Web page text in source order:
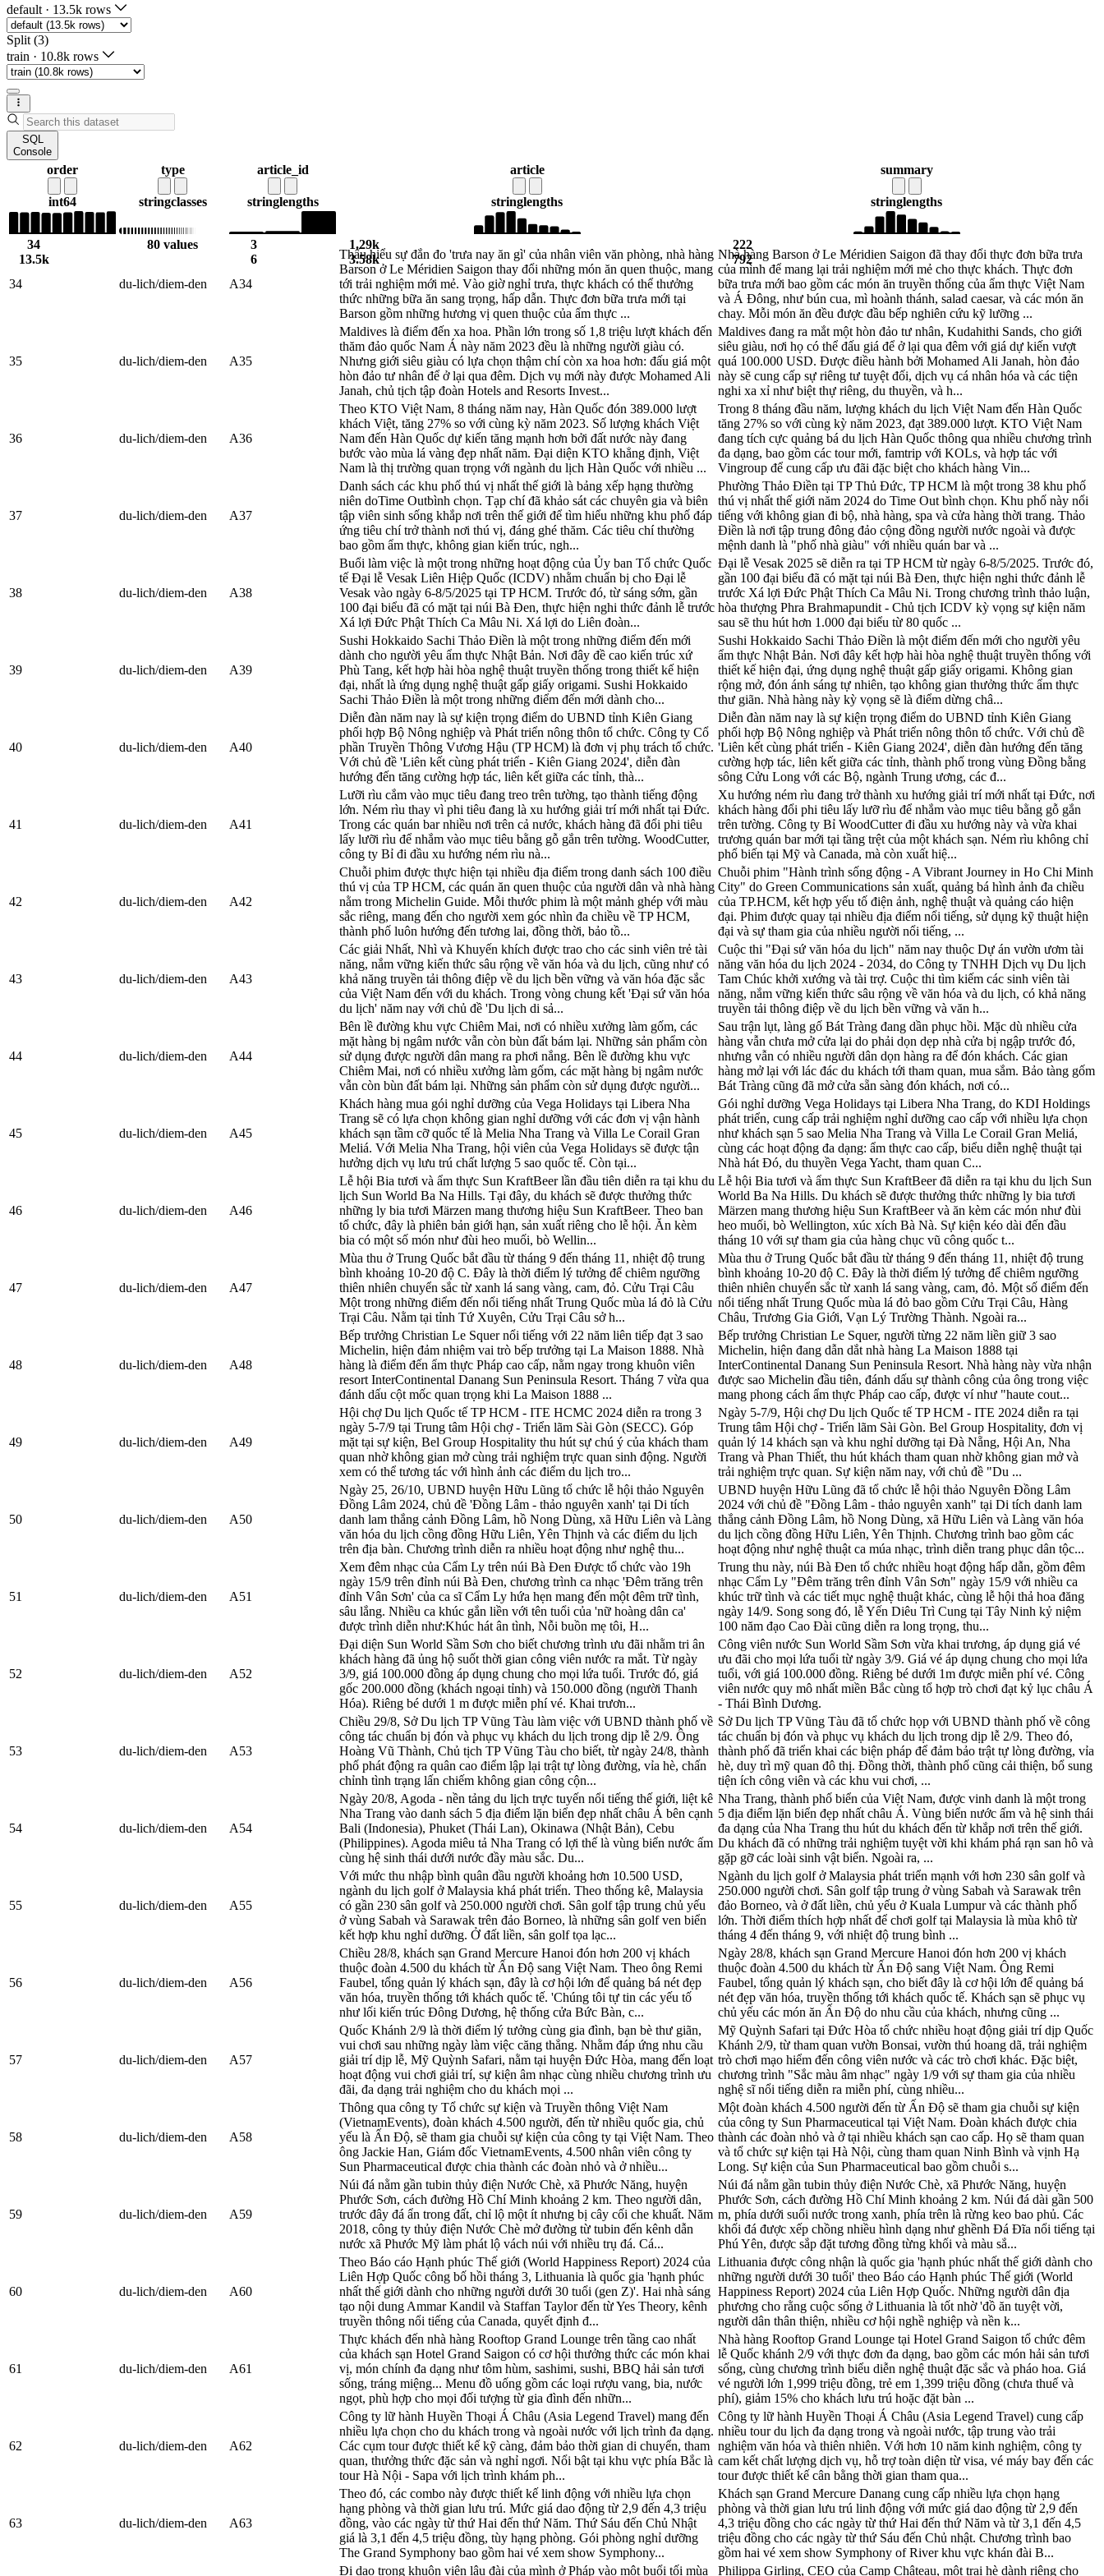
default · 13.5k rows
Split (3)
train · 10.8k rows
SQL
Console
order
int64
34
13.5k
type
stringclasses
80 values
article_id
stringlengths
3
6
article
stringlengths
1.29k
3.58k
summary
stringlengths
222
792
34
du-lich/diem-den A34
Thấu hiểu sự đắn đo 'trưa nay ăn gì' của nhân viên văn phòng, nhà hàng
Barson ở Le Méridien Saigon thay đổi những món ăn quen thuộc, mang
tới trải nghiệm mới mẻ. Vào giờ nghỉ trưa, thực khách có thể thưởng
thức những bữa ăn sang trọng, hấp dẫn. Thực đơn bữa trưa mới tại
Barson gồm những hương vị quen thuộc của ẩm thực ...
Nhà hàng Barson ở Le Méridien Saigon đã thay đổi thực đơn bữa trưa
của mình để mang lại trải nghiệm mới mẻ cho thực khách. Thực đơn
bữa trưa mới bao gồm các món ăn truyền thống của ẩm thực Việt Nam
và Á Đông, như bún cua, mì hoành thánh, salad caesar, và các món ăn
chay. Mỗi món ăn đều được đầu bếp nghiên cứu kỹ lưỡng ...
35 du-lich/diem-den A35
Maldives là điểm đến xa hoa. Phần lớn trong số 1,8 triệu lượt khách đến
thăm đảo quốc Nam Á này năm 2023 đều là những người giàu có.
Nhưng giới siêu giàu có lựa chọn thậm chí còn xa hoa hơn: đấu giá một
hòn đảo tư nhân để ở lại qua đêm. Dịch vụ mới này được Mohamed Ali
Janah, chủ tịch tập đoàn Hotels and Resorts Invest...
Maldives đang ra mắt một hòn đảo tư nhân, Kudahithi Sands, cho giới
siêu giàu, nơi họ có thể đấu giá để ở lại qua đêm với giá dự kiến vượt
quá 100.000 USD. Được điều hành bởi Mohamed Ali Janah, hòn đảo
này sẽ cung cấp sự riêng tư tuyệt đối, dịch vụ cá nhân hóa và các tiện
nghi xa xỉ như biệt thự riêng, du thuyền, và h...
36 du-lich/diem-den A36
Theo KTO Việt Nam, 8 tháng năm nay, Hàn Quốc đón 389.000 lượt
khách Việt, tăng 27% so với cùng kỳ năm 2023. Số lượng khách Việt
Nam đến Hàn Quốc dự kiến tăng mạnh hơn bởi đất nước này đang
bước vào mùa lá vàng đẹp nhất năm. Đại diện KTO khẳng định, Việt
Nam là thị trường quan trọng với ngành du lịch Hàn Quốc với nhiều ...
Trong 8 tháng đầu năm, lượng khách du lịch Việt Nam đến Hàn Quốc
tăng 27% so với cùng kỳ năm 2023, đạt 389.000 lượt. KTO Việt Nam
đang tích cực quảng bá du lịch Hàn Quốc thông qua nhiều chương trình
đa dạng, bao gồm các tour mới, famtrip với KOLs, và hợp tác với
Vingroup để cung cấp ưu đãi đặc biệt cho khách hàng Vin...
37 du-lich/diem-den A37
Danh sách các khu phố thú vị nhất thế giới là bảng xếp hạng thường
niên doTime Outbình chọn. Tạp chí đã khảo sát các chuyên gia và biên
tập viên sinh sống khắp nơi trên thế giới để tìm hiểu những khu phố đáp
ứng tiêu chí trở thành nơi thú vị, đáng ghé thăm. Các tiêu chí thường
bao gồm ẩm thực, không gian kiến trúc, ngh...
Phường Thảo Điền tại TP Thủ Đức, TP HCM là một trong 38 khu phố
thú vị nhất thế giới năm 2024 do Time Out bình chọn. Khu phố này nổi
tiếng với không gian đi bộ, nhà hàng, spa và cửa hàng thời trang. Thảo
Điền là nơi tập trung đông đảo cộng đồng người nước ngoài và được
mệnh danh là "phố nhà giàu" với nhiều quán bar và ...
38 du-lich/diem-den A38
Buổi làm việc là một trong những hoạt động của Ủy ban Tổ chức Quốc
tế Đại lễ Vesak Liên Hiệp Quốc (ICDV) nhằm chuẩn bị cho Đại lễ
Vesak vào ngày 6-8/5/2025 tại TP HCM. Trước đó, từ sáng sớm, gần
100 đại biểu đã có mặt tại núi Bà Đen, thực hiện nghi thức đảnh lễ trước
Xá lợi Đức Phật Thích Ca Mâu Ni. Xá lợi do Liên đoàn...
Đại lễ Vesak 2025 sẽ diễn ra tại TP HCM từ ngày 6-8/5/2025. Trước đó,
gần 100 đại biểu đã có mặt tại núi Bà Đen, thực hiện nghi thức đảnh lễ
trước Xá lợi Đức Phật Thích Ca Mâu Ni. Trong chương trình thảo luận,
hòa thượng Phra Brahmapundit - Chủ tịch ICDV kỳ vọng sự kiện năm
sau sẽ thu hút hơn 1.000 đại biểu từ 80 quốc ...
39 du-lich/diem-den A39
Sushi Hokkaido Sachi Thảo Điền là một trong những điểm đến mới
dành cho người yêu ẩm thực Nhật Bản. Nơi đây đề cao kiến trúc xứ
Phù Tang, kết hợp hài hòa nghệ thuật truyền thống trong thiết kế hiện
đại, nhất là ứng dụng nghệ thuật gấp giấy origami. Sushi Hokkaido
Sachi Thảo Điền là một trong những điểm đến mới dành cho...
Sushi Hokkaido Sachi Thảo Điền là một điểm đến mới cho người yêu
ẩm thực Nhật Bản. Nơi đây kết hợp hài hòa nghệ thuật truyền thống với
thiết kế hiện đại, ứng dụng nghệ thuật gấp giấy origami. Không gian
rộng mở, đón ánh sáng tự nhiên, tạo không gian thưởng thức ẩm thực
thư giãn. Nhà hàng này kỳ vọng sẽ là điểm dừng châ...
40 du-lich/diem-den A40
Diễn đàn năm nay là sự kiện trọng điểm do UBND tỉnh Kiên Giang
phối hợp Bộ Nông nghiệp và Phát triển nông thôn tổ chức. Công ty Cổ
phần Truyền Thông Vương Hậu (TP HCM) là đơn vị phụ trách tổ chức.
Với chủ đề 'Liên kết cùng phát triển - Kiên Giang 2024', diễn đàn
hướng đến tăng cường hợp tác, liên kết giữa các tỉnh, thà...
Diễn đàn năm nay là sự kiện trọng điểm do UBND tỉnh Kiên Giang
phối hợp Bộ Nông nghiệp và Phát triển nông thôn tổ chức. Với chủ đề
'Liên kết cùng phát triển - Kiên Giang 2024', diễn đàn hướng đến tăng
cường hợp tác, liên kết giữa các tỉnh, thành phố trong vùng Đồng bằng
sông Cửu Long với các Bộ, ngành Trung ương, các đ...
41 du-lich/diem-den A41
Lưỡi rìu cắm vào mục tiêu đang treo trên tường, tạo thành tiếng động
lớn. Ném rìu thay vì phi tiêu đang là xu hướng giải trí mới nhất tại Đức.
Trong các quán bar nhiều nơi trên cả nước, khách hàng đã đổi phi tiêu
lấy lưỡi rìu để nhắm vào mục tiêu bằng gỗ gắn trên tường. WoodCutter,
công ty Bỉ đi đầu xu hướng ném rìu nà...
Xu hướng ném rìu đang trở thành xu hướng giải trí mới nhất tại Đức, nơi
khách hàng đổi phi tiêu lấy lưỡ rìu để nhắm vào mục tiêu bằng gỗ gắn
trên tường. Công ty Bỉ WoodCutter đi đầu xu hướng này và vừa khai
trương quán bar mới tại tầng trệt của một khách sạn. Ném rìu không chỉ
phổ biến tại Mỹ và Canada, mà còn xuất hiệ...
42 du-lich/diem-den A42
Chuỗi phim được thực hiện tại nhiều địa điểm trong danh sách 100 điều
thú vị của TP HCM, các quán ăn quen thuộc của người dân và nhà hàng
nằm trong Michelin Guide. Mỗi thước phim là một mảnh ghép với màu
sắc riêng, mang đến cho người xem góc nhìn đa chiều về TP HCM,
thành phố luôn hướng đến tương lai, đồng thời, bảo tồ...
Chuỗi phim "Hành trình sống động - A Vibrant Journey in Ho Chi Minh
City" do Green Communications sản xuất, quảng bá hình ảnh đa chiều
của TP.HCM, kết hợp yếu tố điện ảnh, nghệ thuật và quảng cáo hiện
đại. Phim được quay tại nhiều địa điểm nổi tiếng, sử dụng kỹ thuật hiện
đại và sự tham gia của nhiều người nổi tiếng, ...
43 du-lich/diem-den A43
Các giải Nhất, Nhì và Khuyến khích được trao cho các sinh viên trẻ tài
năng, nắm vững kiến thức sâu rộng về văn hóa và du lịch, cũng như có
khả năng truyền tải thông điệp về du lịch bền vững và văn hóa đặc sắc
của Việt Nam đến với du khách. Trong vòng chung kết 'Đại sứ văn hóa
du lịch' năm nay với chủ đề 'Du lịch di sả...
Cuộc thi "Đại sứ văn hóa du lịch" năm nay thuộc Dự án vườn ươm tài
năng văn hóa du lịch 2024 - 2034, do Công ty TNHH Dịch vụ Du lịch
Tam Chúc khởi xướng và tài trợ. Cuộc thi tìm kiếm các sinh viên tài
năng, nắm vững kiến thức sâu rộng về văn hóa và du lịch, có khả năng
truyền tải thông điệp về du lịch bền vững và văn h...
44 du-lich/diem-den A44
Bên lề đường khu vực Chiêm Mai, nơi có nhiều xưởng làm gốm, các
mặt hàng bị ngâm nước vẫn còn bùn đất bám lại. Những sản phẩm còn
sử dụng được người dân mang ra phơi nắng. Bên lề đường khu vực
Chiêm Mai, nơi có nhiều xưởng làm gốm, các mặt hàng bị ngâm nước
vẫn còn bùn đất bám lại. Những sản phẩm còn sử dụng được người...
Sau trận lụt, làng gố Bát Tràng đang dần phục hồi. Mặc dù nhiều cửa
hàng vẫn chưa mở cửa lại do phải dọn dẹp nhà cửa bị ngập trước đó,
nhưng vẫn có nhiều người dân dọn hàng ra để đón khách. Các gian
hàng mở lại với lác đác du khách tới tham quan, mua sắm. Bảo tàng gốm
Bát Tràng cũng đã mở cửa sẵn sàng đón khách, nơi có...
45 du-lich/diem-den A45
Khách hàng mua gói nghỉ dưỡng của Vega Holidays tại Libera Nha
Trang sẽ có lựa chọn không gian nghỉ dưỡng với các đơn vị vận hành
khách sạn tầm cỡ quốc tế là Melia Nha Trang và Villa Le Corail Gran
Meliá. Với Melia Nha Trang, hội viên của Vega Holidays sẽ được tận
hưởng dịch vụ lưu trú chất lượng 5 sao quốc tế. Còn tại...
Gói nghỉ dưỡng Vega Holidays tại Libera Nha Trang, do KDI Holdings
phát triển, cung cấp trải nghiệm nghỉ dưỡng cao cấp với nhiều lựa chọn
như khách sạn 5 sao Melia Nha Trang và Villa Le Corail Gran Meliá,
cùng các hoạt động đa dạng: ẩm thực cao cấp, biểu diễn nghệ thuật tại
Nhà hát Đó, du thuyền Vega Yacht, tham quan C...
46 du-lich/diem-den A46
Lễ hội Bia tươi và ẩm thực Sun KraftBeer lần đầu tiên diễn ra tại khu du
lịch Sun World Ba Na Hills. Tại đây, du khách sẽ được thưởng thức
những ly bia tươi Märzen mang thương hiệu Sun KraftBeer. Theo ban
tổ chức, đây là phiên bản giới hạn, sản xuất riêng cho lễ hội. Ăn kèm
bia có một số món như đùi heo muối, bò Wellin...
Lễ hội Bia tươi và ẩm thực Sun KraftBeer đã diễn ra tại khu du lịch Sun
World Ba Na Hills. Du khách sẽ được thưởng thức những ly bia tươi
Märzen mang thương hiệu Sun KraftBeer và ăn kèm các món như đùi
heo muối, bò Wellington, xúc xích Bà Nà. Sự kiện kéo dài đến đầu
tháng 10 với sự tham gia của hàng chục vũ công quốc t...
47 du-lich/diem-den A47
Mùa thu ở Trung Quốc bắt đầu từ tháng 9 đến tháng 11, nhiệt độ trung
bình khoảng 10-20 độ C. Đây là thời điểm lý tưởng để chiêm ngưỡng
thiên nhiên chuyển sắc từ xanh lá sang vàng, cam, đỏ. Cửu Trại Câu
Một trong những điểm đến nổi tiếng nhất Trung Quốc mùa lá đỏ là Cửu
Trại Câu. Nằm tại tỉnh Tứ Xuyên, Cửu Trại Câu sở h...
Mùa thu ở Trung Quốc bắt đầu từ tháng 9 đến tháng 11, nhiệt độ trung
bình khoảng 10-20 độ C. Đây là thời điểm lý tưởng để chiêm ngưỡng
thiên nhiên chuyển sắc từ xanh lá sang vàng, cam, đỏ. Một số điểm đến
nổi tiếng nhất Trung Quốc mùa lá đỏ bao gồm Cửu Trại Câu, Hàng
Châu, Trương Gia Giới, Vạn Lý Trường Thành. Ngoài ra...
48 du-lich/diem-den A48
Bếp trưởng Christian Le Squer nổi tiếng với 22 năm liên tiếp đạt 3 sao
Michelin, hiện đảm nhiệm vai trò bếp trưởng tại La Maison 1888. Nhà
hàng là điểm đến ẩm thực Pháp cao cấp, nằm ngay trong khuôn viên
resort InterContinental Danang Sun Peninsula Resort. Tháng 7 vừa qua
đánh dấu cột mốc quan trọng khi La Maison 1888 ...
Bếp trưởng Christian Le Squer, người từng 22 năm liền giữ 3 sao
Michelin, hiện đang dẫn dắt nhà hàng La Maison 1888 tại
InterContinental Danang Sun Peninsula Resort. Nhà hàng này vừa nhận
được sao Michelin đầu tiên, đánh dấu sự thành công của ông trong việc
mang phong cách ẩm thực Pháp cao cấp, được ví như "haute cout...
49 du-lich/diem-den A49
Hội chợ Du lịch Quốc tế TP HCM - ITE HCMC 2024 diễn ra trong 3
ngày 5-7/9 tại Trung tâm Hội chợ - Triển lãm Sài Gòn (SECC). Góp
mặt tại sự kiện, Bel Group Hospitality thu hút sự chú ý của khách tham
quan nhờ không gian mở cùng trải nghiệm trực quan sinh động. Người
xem có thể tương tác với hình ảnh các điểm du lịch tro...
Ngày 5-7/9, Hội chợ Du lịch Quốc tế TP HCM - ITE 2024 diễn ra tại
Trung tâm Hội chợ - Triển lãm Sài Gòn. Bel Group Hospitality, đơn vị
quản lý 14 khách sạn và khu nghỉ dưỡng tại Đà Nẵng, Hội An, Nha
Trang và Phan Thiết, thu hút khách tham quan nhờ không gian mở và
trải nghiệm trực quan. Sự kiện năm nay, với chủ đề "Du ...
50 du-lich/diem-den A50
Ngày 25, 26/10, UBND huyện Hữu Lũng tổ chức lễ hội thảo Nguyên
Đồng Lâm 2024, chủ đề 'Đồng Lâm - thảo nguyên xanh' tại Di tích
danh lam thắng cảnh Đồng Lâm, hồ Nong Dùng, xã Hữu Liên và Làng
văn hóa du lịch cồng đồng Hữu Liên, Yên Thịnh và các điểm du lịch
trên địa bàn. Chương trình diễn ra nhiều hoạt động như nghệ thu...
UBND huyện Hữu Lũng đã tổ chức lễ hội thảo Nguyên Đồng Lâm
2024 với chủ đề "Đồng Lâm - thảo nguyên xanh" tại Di tích danh lam
thắng cảnh Đồng Lâm, hồ Nong Dùng, xã Hữu Liên và Làng văn hóa
du lịch cồng đồng Hữu Liên, Yên Thịnh. Chương trình bao gồm các
hoạt động như nghệ thuật ca múa nhạc, trình diễn trang phục dân tộc...
51 du-lich/diem-den A51
Xem đêm nhạc của Cẩm Ly trên núi Bà Đen Được tổ chức vào 19h
ngày 15/9 trên đỉnh núi Bà Đen, chương trình ca nhạc 'Đêm trăng trên
đỉnh Vân Sơn' của ca sĩ Cẩm Ly hứa hẹn mang đến một đêm trữ tình,
sâu lắng. Nhiều ca khúc gắn liền với tên tuổi của 'nữ hoàng dân ca'
được trình diễn như:Khúc hát ân tình, Nỗi buồn mẹ tôi, H...
Trung thu này, núi Bà Đen tổ chức nhiều hoạt động hấp dẫn, gồm đêm
nhạc Cẩm Ly "Đêm trăng trên đỉnh Vân Sơn" ngày 15/9 với nhiều ca
khúc trữ tình và các tiết mục nghệ thuật khác, cùng lễ hội thả hoa đăng
ngày 14/9. Song song đó, lễ Yến Diêu Trì Cung tại Tây Ninh kỷ niệm
100 năm đạo Cao Đài cũng diễn ra long trọng, thu...
52 du-lich/diem-den A52
Đại diện Sun World Sầm Sơn cho biết chương trình ưu đãi nhằm tri ân
khách hàng đã ủng hộ suốt thời gian công viên nước ra mắt. Từ ngày
3/9, giá 100.000 đồng áp dụng chung cho mọi lứa tuổi. Trước đó, giá
gốc 200.000 đồng (khách ngoại tỉnh) và 150.000 đồng (người Thanh
Hóa). Riêng bé dưới 1 m được miễn phí vé. Khai trươn...
Công viên nước Sun World Sầm Sơn vừa khai trương, áp dụng giá vé
ưu đãi cho mọi lứa tuổi từ ngày 3/9. Giá vé áp dụng chung cho mọi lứa
tuổi, với giá 100.000 đồng. Riêng bé dưới 1m được miễn phí vé. Công
viên nước quy mô nhất miền Bắc cùng tổ hợp trò chơi đạt kỷ lục châu Á
- Thái Bình Dương.
53 du-lich/diem-den A53
Chiều 29/8, Sở Du lịch TP Vũng Tàu làm việc với UBND thành phố về
công tác chuẩn bị đón và phục vụ khách du lịch trong dịp lễ 2/9. Ông
Hoàng Vũ Thành, Chủ tịch TP Vũng Tàu cho biết, từ ngày 24/8, thành
phố phát động ra quân cao điểm lập lại trật tự lòng đường, vỉa hè, chấn
chỉnh tình trạng lấn chiếm không gian công cộn...
Sở Du lịch TP Vũng Tàu đã tổ chức họp với UBND thành phố về công
tác chuẩn bị đón và phục vụ khách du lịch trong dịp lễ 2/9. Theo đó,
thành phố đã triển khai các biện pháp để đảm bảo trật tự lòng đường, vỉa
hè, duy trì mỹ quan đô thị. Đồng thời, thành phố cũng cải thiện, bổ sung
tiện ích công viên và các khu vui chơi, ...
54 du-lich/diem-den A54
Ngày 20/8, Agoda - nền tảng du lịch trực tuyến nổi tiếng thế giới, liệt kê
Nha Trang vào danh sách 5 địa điểm lặn biển đẹp nhất châu Á bên cạnh
Bali (Indonesia), Phuket (Thái Lan), Okinawa (Nhật Bản), Cebu
(Philippines). Agoda miêu tả Nha Trang có lợi thế là vùng biển nước ấm
cùng hệ sinh thái dưới nước đầy màu sắc. Du...
Nha Trang, thành phố biển của Việt Nam, được vinh danh là một trong
5 địa điểm lặn biển đẹp nhất châu Á. Vùng biển nước ấm và hệ sinh thái
đa dạng của Nha Trang thu hút du khách đến từ khắp nơi trên thế giới.
Du khách đã có những trải nghiệm tuyệt vời khi khám phá rạn san hô và
gặp gỡ các loài sinh vật biển. Ngoài ra, ...
55 du-lich/diem-den A55
Với mức thu nhập bình quân đầu người khoảng hơn 10.500 USD,
ngành du lịch golf ở Malaysia khá phát triển. Theo thống kê, Malaysia
có gần 230 sân golf và 250.000 người chơi. Sân golf tập trung chủ yếu
ở vùng Sabah và Sarawak trên đảo Borneo, là những sân golf ven biển
kết hợp khu nghỉ dưỡng. Ở đất liền, sân golf tọa lạc...
Ngành du lịch golf ở Malaysia phát triển mạnh với hơn 230 sân golf và
250.000 người chơi. Sân golf tập trung ở vùng Sabah và Sarawak trên
đảo Borneo, và ở đất liền, chủ yếu ở Kuala Lumpur và các thành phố
lớn. Thời điểm thích hợp nhất để chơi golf tại Malaysia là mùa khô từ
tháng 4 đến tháng 9, với nhiệt độ trung bình ...
56 du-lich/diem-den A56
Chiều 28/8, khách sạn Grand Mercure Hanoi đón hơn 200 vị khách
thuộc đoàn 4.500 du khách từ Ấn Độ sang Việt Nam. Theo ông Remi
Faubel, tổng quản lý khách sạn, đây là cơ hội lớn để quảng bá nét đẹp
văn hóa, truyền thống tới khách quốc tế. 'Chúng tôi tự tin các yếu tố
như lối kiến trúc Đông Dương, hệ thống cửa Bức Bàn, c...
Ngày 28/8, khách sạn Grand Mercure Hanoi đón hơn 200 vị khách
thuộc đoàn 4.500 du khách từ Ấn Độ sang Việt Nam. Ông Remi
Faubel, tổng quản lý khách sạn, cho biết đây là cơ hội lớn để quảng bá
nét đẹp văn hóa, truyền thống tới khách quốc tế. Khách sạn sẽ phục vụ
chủ yếu các món ăn Ấn Độ do nhu cầu của khách, nhưng cũng ...
57 du-lich/diem-den A57
Quốc Khánh 2/9 là thời điểm lý tưởng cùng gia đình, bạn bè thư giãn,
vui chơi sau những ngày làm việc căng thẳng. Nhằm đáp ứng nhu cầu
giải trí dịp lễ, Mỹ Quỳnh Safari, nằm tại huyện Đức Hòa, mang đến loạt
hoạt động vui chơi giải trí, sự kiện âm nhạc cùng nhiều chương trình ưu
đãi, đa dạng trải nghiệm cho du khách mọi ...
Mỹ Quỳnh Safari tại Đức Hòa tổ chức nhiều hoạt động giải trí dịp Quốc
Khánh 2/9, từ tham quan vườn Bonsai, vườn thú hoang dã, trải nghiệm
trò chơi mạo hiểm đến công viên nước và các trò chơi khác. Đặc biệt,
chương trình "Sắc màu âm nhạc" ngày 1/9 với sự tham gia của nhiều
nghệ sĩ nổi tiếng diễn ra miễn phí, cùng nhiều...
58 du-lich/diem-den A58
Thông qua công ty Tổ chức sự kiện và Truyền thông Việt Nam
(VietnamEvents), đoàn khách 4.500 người, đến từ nhiều quốc gia, chủ
yếu là Ấn Độ, sẽ tham gia chuỗi sự kiện của công ty tại Việt Nam. Theo
ông Jackie Han, Giám đốc VietnamEvents, 4.500 nhân viên công ty
Sun Pharmaceutical được chia thành các đoàn nhỏ và ở nhiều...
Một đoàn khách 4.500 người đến từ Ấn Độ sẽ tham gia chuỗi sự kiện
của công ty Sun Pharmaceutical tại Việt Nam. Đoàn khách được chia
thành các đoàn nhỏ và ở tại nhiều khách sạn cao cấp. Họ sẽ tham quan
và tổ chức sự kiện tại Hà Nội, cùng tham quan Ninh Bình và vịnh Hạ
Long. Sự kiện của Sun Pharmaceutical bao gồm chuỗi s...
59 du-lich/diem-den A59
Núi đá nằm gần tubin thủy điện Nước Chè, xã Phước Năng, huyện
Phước Sơn, cách đường Hồ Chí Minh khoảng 2 km. Theo người dân,
trước đây đá ẩn trong đất, chỉ lộ một ít nhưng bị cây cối che khuất. Năm
2018, công ty thủy điện Nước Chè mở đường từ tubin đến kênh dẫn
nước xã Phước Mỹ làm phát lộ vách núi với nhiều trụ đá. Cá...
Núi đá nằm gần tubin thủy điện Nước Chè, xã Phước Năng, huyện
Phước Sơn, cách đường Hồ Chí Minh khoảng 2 km. Núi đá dài gần 500
m, phía dưới suối nước trong xanh, phía trên là rừng keo bao phủ. Các
khối đá được xếp chồng nhiều hình dạng như ghềnh Đá Đĩa nổi tiếng tại
Phú Yên, được sắp đặt tương đồng từng khối và màu sắ...
60 du-lich/diem-den A60
Theo Báo cáo Hạnh phúc Thế giới (World Happiness Report) 2024 của
Liên Hợp Quốc công bố hồi tháng 3, Lithuania là quốc gia 'hạnh phúc
nhất thế giới dành cho những người dưới 30 tuổi (gen Z)'. Hai nhà sáng
tạo nội dung Ammar Kandil và Staffan Taylor đến từ Yes Theory, kênh
truyền thông nổi tiếng của Canada, quyết định đ...
Lithuania được công nhận là quốc gia 'hạnh phúc nhất thế giới dành cho
những người dưới 30 tuổi' theo Báo cáo Hạnh phúc Thế giới (World
Happiness Report) 2024 của Liên Hợp Quốc. Những người dân địa
phương cho rằng cuộc sống ở Lithuania là tốt nhờ 'đồ ăn tuyệt vời,
người dân thân thiện, nhiều cơ hội nghề nghiệp và nền k...
61 du-lich/diem-den A61
Thực khách đến nhà hàng Rooftop Grand Lounge trên tầng cao nhất
của khách sạn Hotel Grand Saigon có cơ hội thưởng thức các món khai
vị, món chính đa dạng như tôm hùm, sashimi, sushi, BBQ hải sản tươi
sống, tráng miệng... Menu đồ uống gồm các loại rượu vang, bia, nước
ngọt, phù hợp cho mọi đối tượng từ gia đình đến nhữn...
Nhà hàng Rooftop Grand Lounge tại Hotel Grand Saigon tổ chức đêm
lễ Quốc khánh 2/9 với thực đơn đa dạng, bao gồm các món hải sản tươi
sống, cùng chương trình biểu diễn nghệ thuật đặc sắc và pháo hoa. Giá
vé người lớn 1,999 triệu đồng, trẻ em 1,399 triệu đồng (chưa thuế và
phí), giảm 15% cho khách lưu trú hoặc đặt bàn ...
62 du-lich/diem-den A62
Công ty lữ hành Huyền Thoại Á Châu (Asia Legend Travel) mang đến
nhiều lựa chọn cho du khách trong và ngoài nước với lịch trình đa dạng.
Các cụm tour được thiết kế kỹ càng, đảm bảo thời gian di chuyển, tham
quan, thưởng thức đặc sản và nghỉ ngơi. Nổi bật tại khu vực phía Bắc là
tour Hà Nội - Sapa với lịch trình khám ph...
Công ty lữ hành Huyền Thoại Á Châu (Asia Legend Travel) cung cấp
nhiều tour du lịch đa dạng trong và ngoài nước, tập trung vào trải
nghiệm văn hóa và thiên nhiên. Với hơn 10 năm kinh nghiệm, công ty
cam kết chất lượng dịch vụ, hỗ trợ toàn diện từ visa, vé máy bay đến các
tour được thiết kế cân bằng thời gian tham qua...
63 du-lich/diem-den A63
Theo đó, các combo này được thiết kế linh động với nhiều lựa chọn
hạng phòng và thời gian lưu trú. Mức giá dao động từ 2,9 đến 4,3 triệu
đồng, vào các ngày từ thứ Hai đến thứ Năm. Thứ Sáu đến Chủ Nhật
giá là 3,1 đến 4,5 triệu đồng, tùy hạng phòng. Gói phòng nghỉ dưỡng
The Grand Symphony bao gồm hai vé xem show Symphony...
Khách sạn Grand Mercure Danang cung cấp nhiều lựa chọn hạng
phòng và thời gian lưu trú linh động với mức giá dao động từ 2,9 đến
4,3 triệu đồng cho các ngày từ thứ Hai đến thứ Năm và từ 3,1 đến 4,5
triệu đồng cho các ngày từ thứ Sáu đến Chủ nhật. Chương trình bao
gồm hai vé xem show Symphony of River khu vực khán đài B...
Đi dạo trong khuôn viên lâu đài của mình ở Pháp vào một buổi tối mùa
Philippa Girling, CEO của Camp Château, một trại hè dành riêng cho